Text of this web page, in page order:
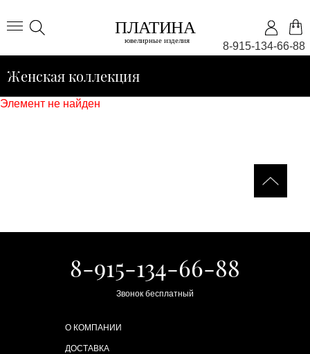
8-915-134-66-88
Женская коллекция
Элемент не найден
8-915-134-66-88
Звонок бесплатный
О КОМПАНИИ
ДОСТАВКА